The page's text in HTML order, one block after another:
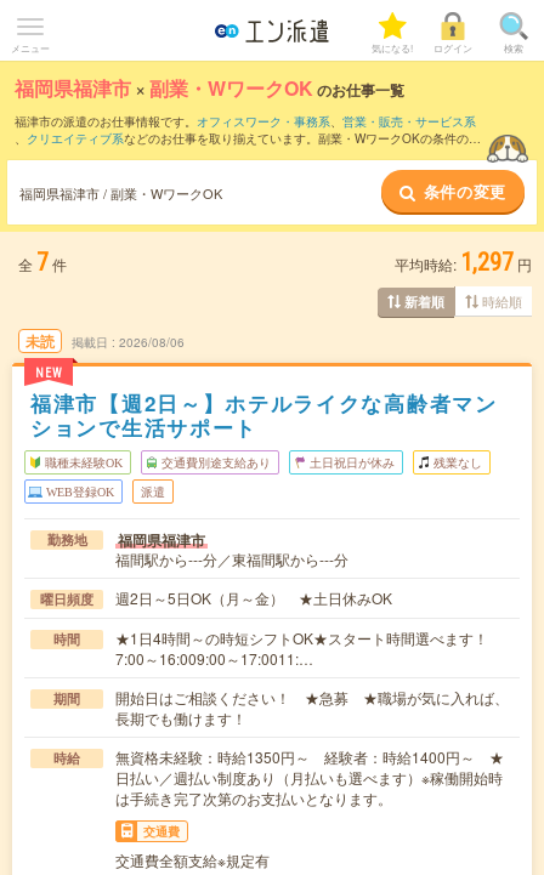
メニュー 気になる! ログイン 検索
福岡県福津市 ×副業・WワークOK のお仕事一覧
福津市の派遣のお仕事情報です。 オフィスワーク・事務系、 営業・販売・サービス系
、 クリエイティブ系などのお仕事を取り揃えています。副業・WワークOKの条件の他
福岡県福津市 / 副業・WワークOK 条件の変更
全 7件 平均時給: 1,297 円
新着順 時給順
未読
NEW
掲載日 2026/08/06
福津市【週2日～】ホテルライクな高齢者マン
ションで生活サポート
職種未経験OK 交通費別途支給あり 土日祝日が休み 残業なし
WEB登録OK 派遣
勤務地 福岡県福津市
福間駅から---分／東福間駅から---分
曜日頻度 週2日～5日OK（月～金） ★土日休みOK
時間
★1日4時間～の時短シフトOK★スタート時間選べます！
7:00～16:009:00～17:0011:…
期間
開始日はご相談ください！ ★急募 ★職場が気に入れば、
長期でも働けます！
時給
無資格未経験：時給1350円～ 経験者：時給1400円～ ★
日払い／週払い制度あり（月払いも選べます）※稼働開始時
は手続き完了次第のお支払いとなります。
交通費
交通費全額支給※規定有